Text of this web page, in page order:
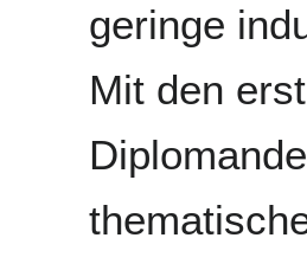
geringe
Mit den